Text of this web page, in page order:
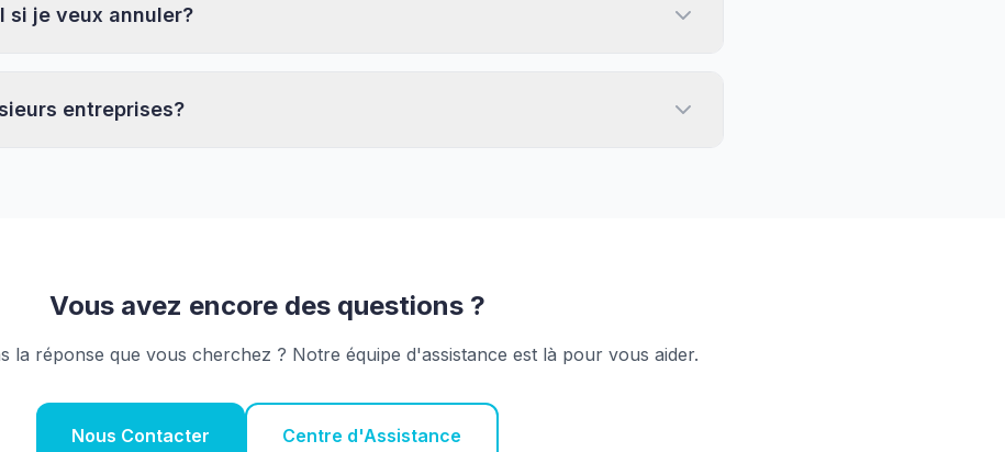
si je veux annuler?
entreprises?
Vous avez encore des questions ?
la réponse que vous cherchez ? Notre équipe d'assistance est là pour vous aider.
Nous Contacter Centre d'Assistance